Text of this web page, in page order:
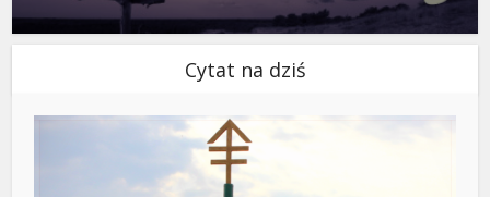
Cytat na dziś